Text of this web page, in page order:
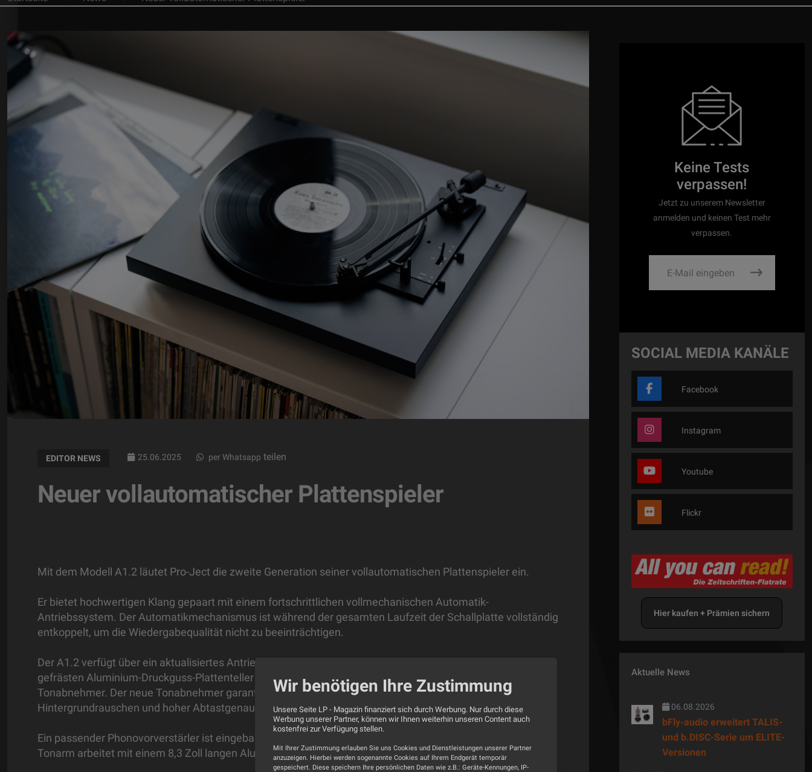
NEWS: Pressemitteilung: Silent Pound zu Gast bei AHP (im Siegerland)
AIR TIGHT aus Japan präsentiert nach 20 Jahren mit dem ATC-6 Röhrenvorverstärker den
NEWS:
Revival Audio stellt ATALANTE Grande Réserve vor
Neues bei Applied Acoustics
PHONOSOPHIE-Workshop bei Aura HiFi in Essen, Nordrhein-Westfalen, Deutschland
PHONOSOPHIE Präsentation im Weingut von Winning
NEWS:
Hörtag bei ROSE-HANDWERK: Ingenieurskunst trifft auf Klanggenuss
NEWS:
Skandinavische Präzision für kompromisslosen Klang – Lundahl jetzt bei BTB Elektronik
NEWS: LP Product Of The Year 2025/26 Tonabnehmer:: OTTA Mandolin
LP Product Of The Year 2025/26 Plattenspieler: Thales Elegance / Simplicity II
NEWS: Neues Lautsprecher-Flaggschiff Nubert nuVero nova 18
EDITOR NEWS 25.06.2025 per Whatsapp teilen
Neuer vollautomatischer Plattenspieler
Mit dem Modell A1.2 läutet Pro-Ject die zweite Generation seiner vollautomatischen Plattenspieler ein.
Er bietet hochwertigen Klang gepaart mit einem fortschrittlichen vollmechanischen Automatik-
Antriebssystem. Der Automatikmechanismus ist während der gesamten Laufzeit der Schallplatte vollständig
entkoppelt, um die Wiedergabequalität nicht zu beeinträchtigen.
Der A1.2 verfügt über ein aktualisiertes Antriebssystem mit einem neuen, präzisionsgewuchteten, CNC-
gefrästen Aluminium-Druckguss-Plattenteller und dem neuen, vorjustierten Pro-Ject Pick it MM E-
Tonabnehmer. Der neue Tonabnehmer garantiert eine hochwertige Audiowiedergabe mit geringem
Hintergrundrauschen und hoher Abtastgenauigkeit.
Ein passender Phonovorverstärler ist eingebaut und kann bei Bedarf zugeschaltet werden. Der ultraleichte
Tonarm arbeitet mit einem 8,3 Zoll langen Aluminiumrohr und führt den serienmäßigen Abtaster perfekt.
Keine Tests
verpassen!
Jetzt zu unserem Newsletter
anmelden und keinen Test mehr
verpassen.
SOCIAL MEDIA KANÄLE
Facebook
Instagram
Youtube
Flickr
Hier kaufen + Prämien sichern
Aktuelle News
06.08.2026
bFly-audio erweitert TALIS-
und b.DISC-Serie um ELITE-
Versionen
Wir benötigen Ihre Zustimmung
Unsere Seite LP - Magazin finanziert sich durch Werbung. Nur durch diese
Werbung unserer Partner, können wir Ihnen weiterhin unseren Content auch
kostenfrei zur Verfügung stellen.
Mit Ihrer Zustimmung erlauben Sie uns Cookies und Dienstleistungen unserer Partner
anzuzeigen. Hierbei werden sogenannte Cookies auf Ihrem Endgerät temporär
gespeichert. Diese speichern Ihre persönlichen Daten wie z.B.: Geräte-Kennungen, IP-